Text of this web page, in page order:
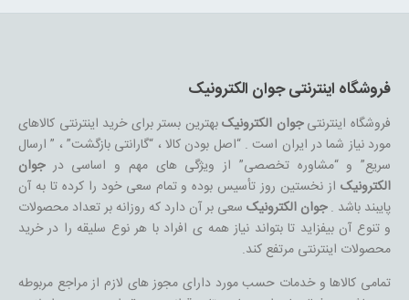
فروشگاه اینترنتی جوان الکترونیک
فروشگاه اینترنتیجوان الکترونیکبهترین بستر برای خرید اینترنتی کالاهای
مورد نیاز شما در ایران است . “اصل بودن کالا ، “گارانتی بازگشت” ، ” ارسال
سریع” و “مشاوره تخصصی” از ویژگی های مهم و اساسی درجوان
الکترونیکاز نخستین روز تأسیس بوده و تمام سعی خود را کرده تا به آن
پایبند باشد .جوان الکترونیکسعی بر آن دارد که روزانه بر تعداد محصولات
و تنوع آن بیفزاید تا بتواند نیاز همه ی افراد با هر نوع سلیقه را در خرید
محصولات اینترنتی مرتفع کند.
تمامی کالاها و خدمات حسب مورد دارای مجوز های لازم از مراجع مربوطه